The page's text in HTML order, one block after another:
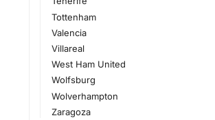
Tottenham
Valencia
Villareal
West Ham United
Wolfsburg
Wolverhampton
Zaragoza